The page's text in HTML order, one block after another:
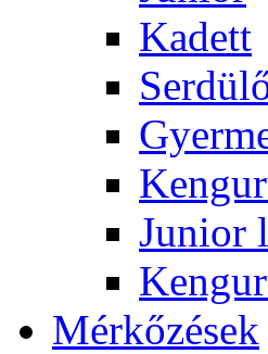
Kadett
Junior
Mérkőzések